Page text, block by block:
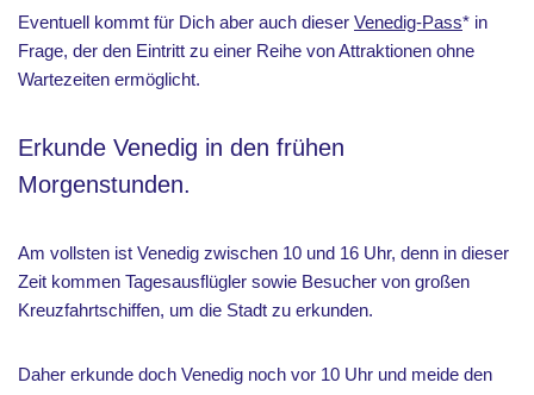
Eventuell kommt für Dich aber auch dieser Venedig-Pass* in
Frage, der den Eintritt zu einer Reihe von Attraktionen ohne
Wartezeiten ermöglicht.
Erkunde Venedig in den frühen
Morgenstunden.
Am vollsten ist Venedig zwischen 10 und 16 Uhr, denn in dieser
Zeit kommen Tagesausflügler sowie Besucher von großen
Kreuzfahrtschiffen, um die Stadt zu erkunden.
Daher erkunde doch Venedig noch vor 10 Uhr und meide den